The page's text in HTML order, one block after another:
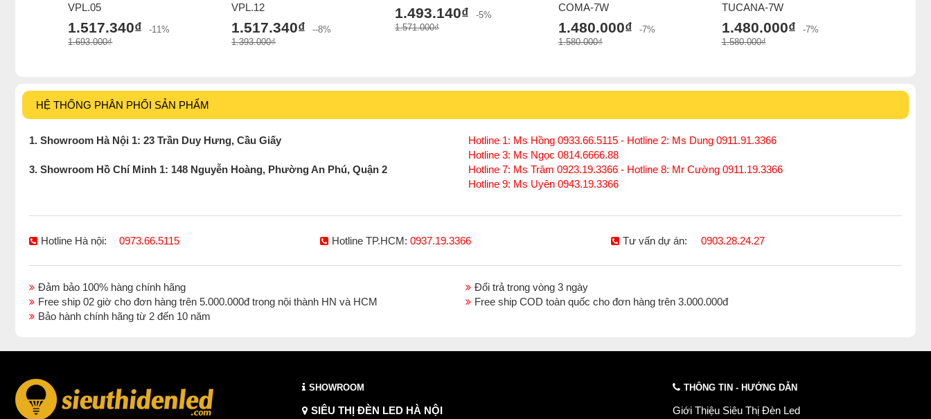
VPL.05
1.517.340₫
-11%
1.693.000₫
VPL.12
1.517.340₫
--8%
1.393.000₫
1.493.140₫
-5%
1.571.000₫
COMA-7W
1.480.000₫
-7%
1.580.000₫
TUCANA-7W
1.480.000₫
-7%
1.580.000₫
HỆ THỐNG PHÂN PHỐI SẢN PHẨM
1. Showroom Hà Nội 1: 23 Trần Duy Hưng, Cầu Giấy
Hotline 1: Ms Hồng 0933.66.5115 - Hotline 2: Ms Dung 0911.91.3366
Hotline 3: Ms Ngọc 0814.6666.88
3. Showroom Hồ Chí Minh 1: 148 Nguyễn Hoàng, Phường An Phú, Quận 2
Hotline 7: Ms Trâm 0923.19.3366 - Hotline 8: Mr Cường 0911.19.3366
Hotline 9: Ms Uyên 0943.19.3366
Hotline Hà nội: 0973.66.5115 Hotline TP.HCM: 0937.19.3366 Tư vấn dự án: 0903.28.24.27
Đảm bảo 100% hàng chính hãng
Đổi trả trong vòng 3 ngày
Free ship 02 giờ cho đơn hàng trên 5.000.000đ trong nội thành HN và HCM
Free ship COD toàn quốc cho đơn hàng trên 3.000.000đ
Bảo hành chính hãng từ 2 đến 10 năm
SHOWROOM
SIÊU THỊ ĐÈN LED HÀ NỘI
THÔNG TIN - HƯỚNG DẪN
Giới Thiệu Siêu Thị Đèn Led